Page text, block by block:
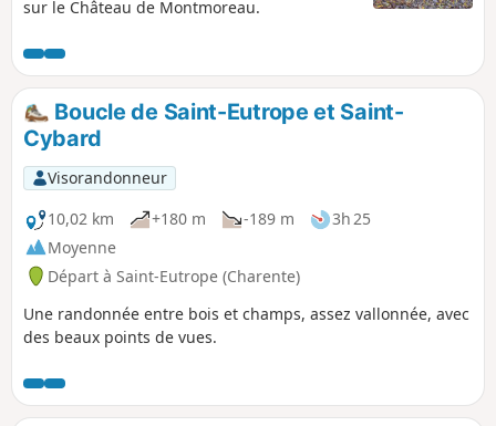
sur le Château de Montmoreau.
Boucle de Saint-Eutrope et Saint-
Cybard
Visorandonneur
10,02 km
+180 m -189 m
3h 25
Moyenne
Départ à Saint-Eutrope (Charente)
Une randonnée entre bois et champs, assez vallonnée, avec
des beaux points de vues.